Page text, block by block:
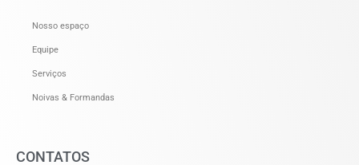
Nosso espaço
Equipe
Serviços
Noivas & Formandas
CONTATOS